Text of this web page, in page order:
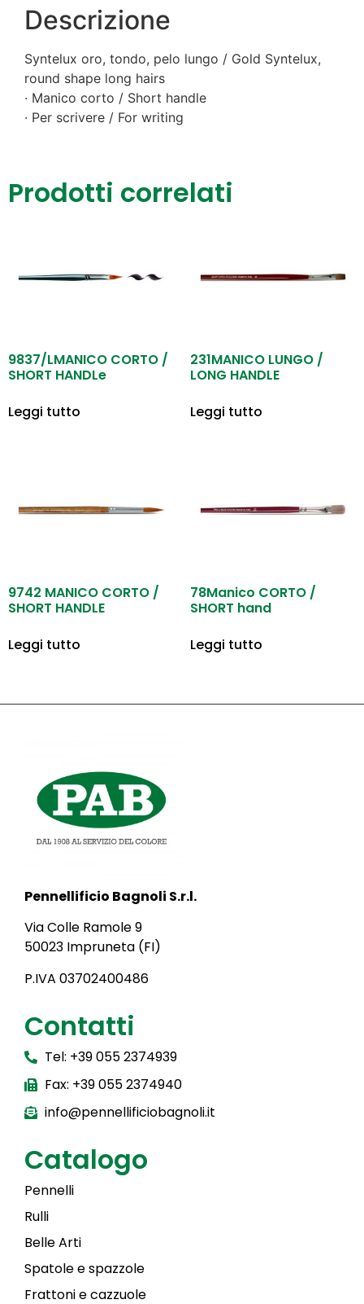
Descrizione
Syntelux oro, tondo, pelo lungo / Gold Syntelux,
round shape long hairs
· Manico corto / Short handle
· Per scrivere / For writing
Prodotti correlati
9837/LMANICO CORTO /
SHORT HANDLe
Leggi tutto
231MANICO LUNGO /
LONG HANDLE
Leggi tutto
9742 MANICO CORTO /
SHORT HANDLE
Leggi tutto
78Manico CORTO /
SHORT hand
Leggi tutto
Pennellificio Bagnoli S.r.l.
Via Colle Ramole 9
50023 Impruneta (FI)
P.IVA 03702400486
Contatti
Tel: +39 055 2374939
Fax: +39 055 2374940
info@pennellificiobagnoli.it
Catalogo
Pennelli
Rulli
Belle Arti
Spatole e spazzole
Frattoni e cazzuole